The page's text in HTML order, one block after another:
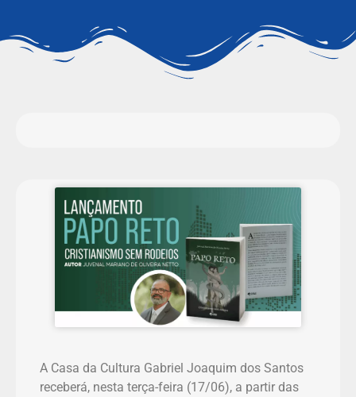
A Casa da Cultura Gabriel Joaquim dos Santos
receberá, nesta terça-feira (17/06), a partir das